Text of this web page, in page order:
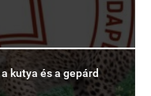
kutya és a gepárd